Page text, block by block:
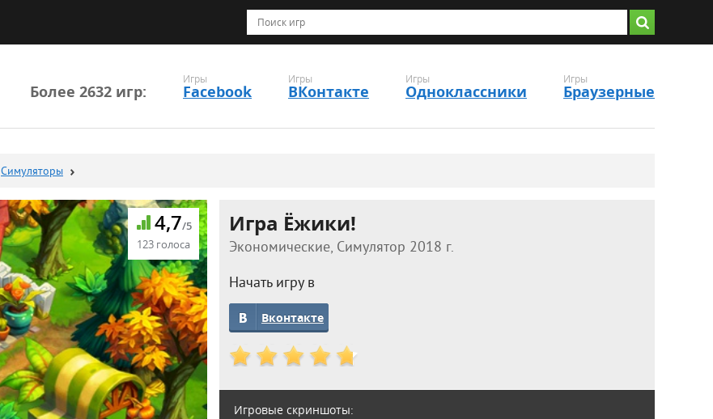
Более 2632 игр:
Игры
Facebook
Игры
ВКонтакте
Игры
Одноклассники
Игры
Браузерные
Симуляторы
4,7/5
123 голоса
Игра Ёжики!
Экономические, Симулятор 2018 г.
Начать игру в
Вконтакте
Игровые скриншоты: